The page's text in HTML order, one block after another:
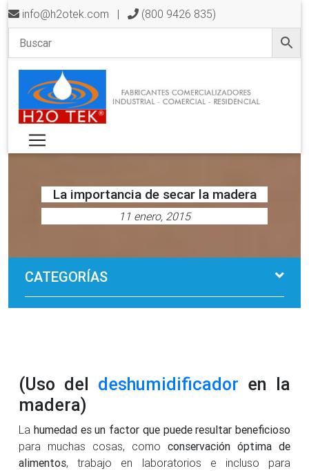
info@h2otek.com | (800 9426 835)
La importancia de secar la madera
11 enero, 2015
CATEGORÍAS
(Uso del deshumidificador en la
madera)
La humedad es un factor que puede resultar beneficioso
para muchas cosas, como conservación óptima de
alimentos, trabajo en laboratorios e incluso para